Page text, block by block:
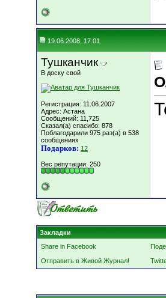
19.06.2008, 17:01
Тушканчик
В доску свой
Регистрация: 11.06.2007
Адрес: Астана
Сообщений: 11,725
Сказал(а) спасибо: 878
Поблагодарили 975 раз(а) в 538
сообщениях
Подарков: 12
Вес репутации: 250
Закладки
Share in Facebook
Отправить в Живой Журнал!